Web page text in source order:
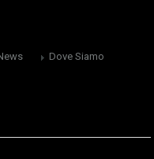
Dove Siamo